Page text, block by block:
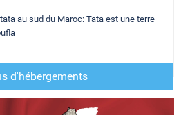
au sud du Maroc: Tata est une terre
d'hébergements